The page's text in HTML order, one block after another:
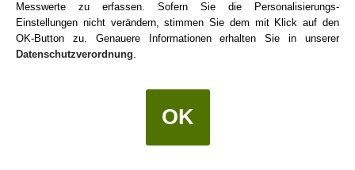
Messwerte zu erfassen. Sofern Sie die Personalisierungs-
Einstellungen nicht verändern, stimmen Sie dem mit Klick auf den
OK-Button zu. Genauere Informationen erhalten Sie in unserer
Datenschutzverordnung.
OK